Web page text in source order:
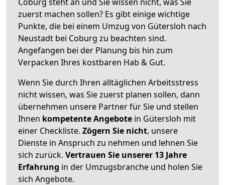
zuerst machen sollen? Es gibt einige wichtige
Punkte, die bei einem Umzug von Gütersloh nach
Neustadt bei Coburg zu beachten sind.
Angefangen bei der Planung bis hin zum
Verpacken Ihres kostbaren Hab & Gut.
Wenn Sie durch Ihren alltäglichen Arbeitsstress
nicht wissen, was Sie zuerst planen sollen, dann
übernehmen unsere Partner für Sie und stellen
Ihnen kompetente Angebote in Gütersloh mit
einer Checkliste. Zögern Sie nicht, unsere
Dienste in Anspruch zu nehmen und lehnen Sie
sich zurück. Vertrauen Sie unserer 13 Jahre
Erfahrung in der Umzugsbranche und holen Sie
sich Angebote.